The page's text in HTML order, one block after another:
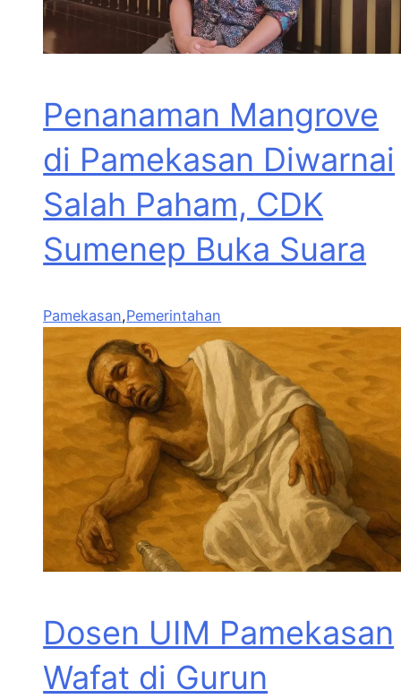
Penanaman Mangrove
di Pamekasan Diwarnai
Salah Paham, CDK
Sumenep Buka Suara
Pamekasan,Pemerintahan
Dosen UIM Pamekasan
Wafat di Gurun